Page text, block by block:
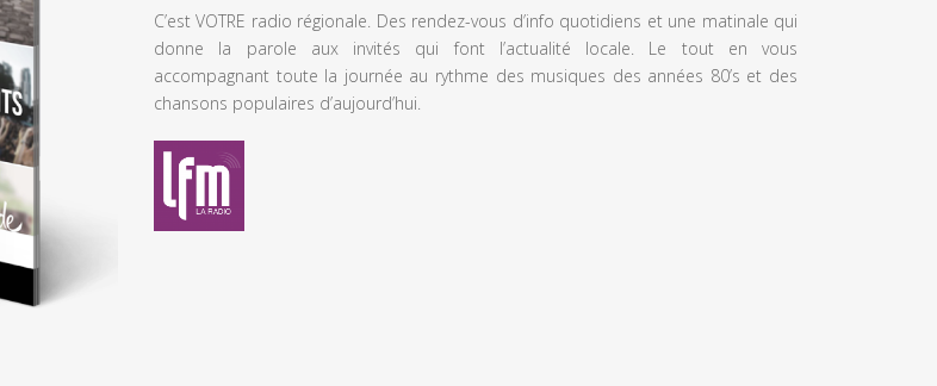
C’est VOTRE radio régionale. Des rendez-vous d’info quotidiens et une matinale qui
donne la parole aux invités qui font l’actualité locale. Le tout en vous
accompagnant toute la journée au rythme des musiques des années 80’s et des
chansons populaires d’aujourd’hui.